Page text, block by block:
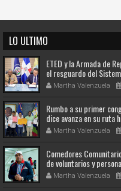
LO ULTIMO
ETED y la Armada de
el resguardo del
fortalecimiento de
Martha Valenzuela
Rumbo a su primer
dice avanza en su ruta
Martha Valenzuela
Comedores
de voluntarios y
Caribe Santo Domingo
Martha Valenzuela